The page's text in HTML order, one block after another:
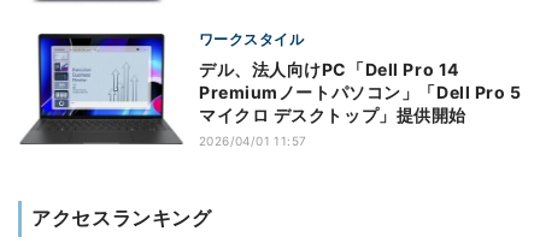
ワークスタイル
デル、法人向けPC「Dell Pro 14
Premiumノートパソコン」「Dell Pro 5
マイクロ デスクトップ」提供開始
2026/04/01 11:57
アクセスランキング